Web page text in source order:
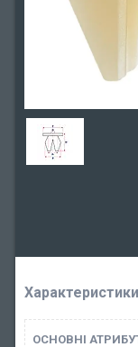
Характеристики
ОСНОВНІ